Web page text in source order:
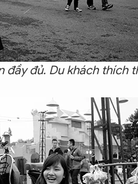
đủ. Du khách thích